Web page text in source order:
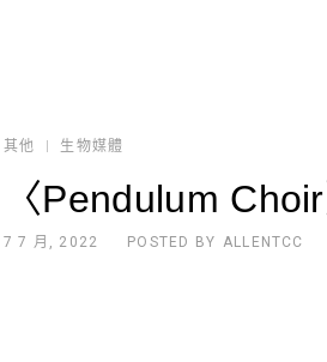
其他 生物媒體
〈Pendulum
7 7 月, 2022 POSTED BY ALLENTCC